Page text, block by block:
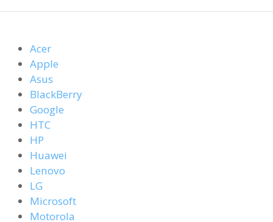
Acer
Apple
Asus
BlackBerry
Google
HTC
HP
Huawei
Lenovo
LG
Microsoft
Motorola